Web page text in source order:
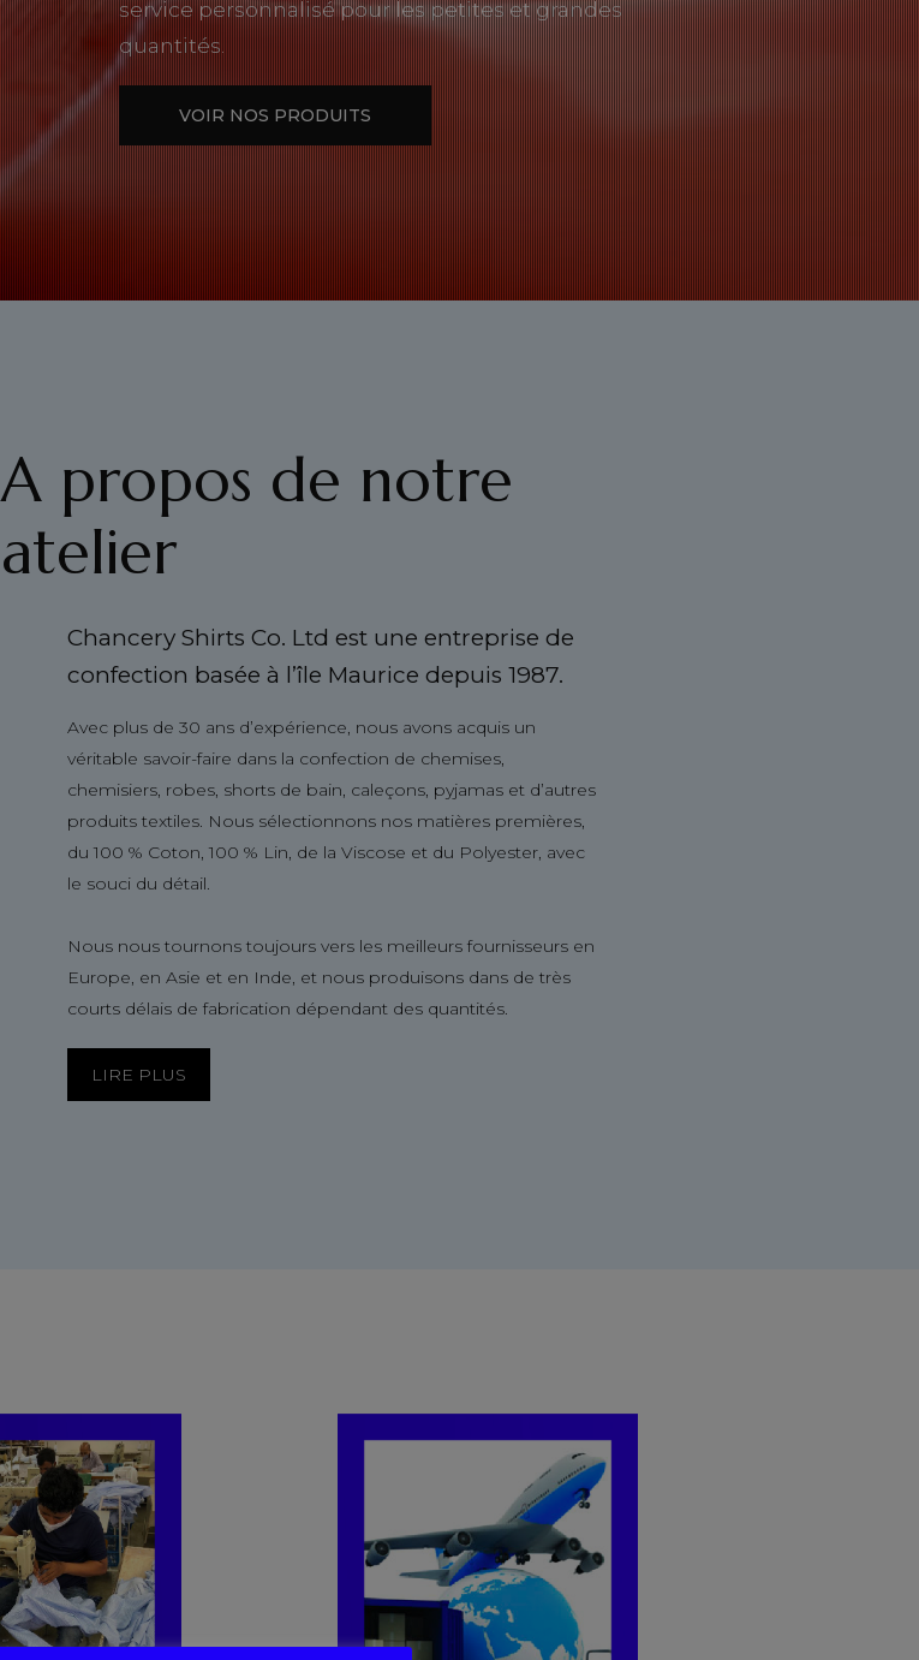
service personnalisé pour les petites et grandes
quantités.
VOIR NOS PRODUITS
A propos de notre
atelier
Chancery Shirts Co. Ltd est une entreprise de
confection basée à l’île Maurice depuis 1987.
Avec plus de 30 ans d’expérience, nous avons acquis un
véritable savoir-faire dans la confection de chemises,
chemisiers, robes, shorts de bain, caleçons, pyjamas et d’autres
produits textiles. Nous sélectionnons nos matières premières,
du 100 % Coton, 100 % Lin, de la Viscose et du Polyester, avec
le souci du détail.
Nous nous tournons toujours vers les meilleurs fournisseurs en
Europe, en Asie et en Inde, et nous produisons dans de très
courts délais de fabrication dépendant des quantités.
LIRE PLUS